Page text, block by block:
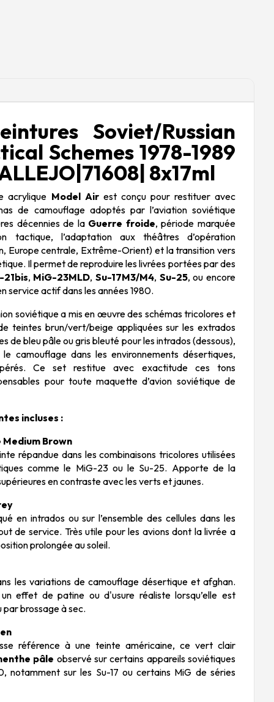
Soviet/Russian
Schemes 1978-1989
8x17ml
acrylique Model Airest conçu pour restituer avec
de camouflage adoptés par l’aviation soviétique
décennies de la Guerre froide, période marquée
tactique, l’adaptation aux théâtres d’opération
Europe centrale, Extrême-Orient) et la transition vers
Il permet de reproduire les livrées portées par des
21bis, MiG-23MLD,Su-17M3/M4, Su-25, ou encore
service actif dans les années 1980.
soviétique a mis en œuvre des schémas tricolores et
teintes brun/vert/beige appliquées sur les extrados
de bleu pâle ou gris bleuté pour les intrados (dessous),
camouflage dans les environnements désertiques,
Ce set restitue avec exactitude ces tons
pour toute maquette d’avion soviétique de
incluses :
Medium Brown
répandue dans les combinaisons tricolores utilisées
comme le MiG-23 ou le Su-25. Apporte de la
en contraste avec les verts et jaunes.
en intrados ou sur l’ensemble des cellules dans les
de service. Très utile pour les avions dont la livrée a
prolongée au soleil.
les variations de camouflage désertique et afghan.
effet de patine ou d'usure réaliste lorsqu’elle est
par brossage à sec.
référence à une teinte américaine, ce vert clair
pâle observé sur certains appareils soviétiques
notamment sur les Su-17 ou certains MiG de séries